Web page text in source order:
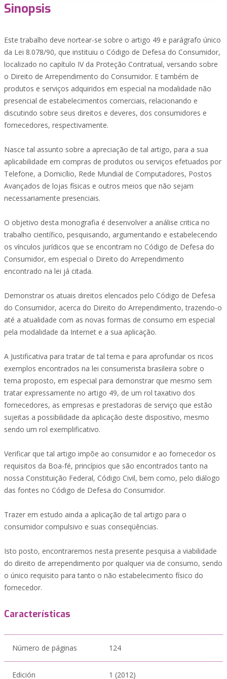
Sinopsis
Este trabalho deve nortear-se sobre o artigo 49 e parágrafo único
da Lei 8.078/90, que instituiu o Código de Defesa do Consumidor,
localizado no capítulo IV da Proteção Contratual, versando sobre
o Direito de Arrependimento do Consumidor. E também de
produtos e serviços adquiridos em especial na modalidade não
presencial de estabelecimentos comerciais, relacionando e
discutindo sobre seus direitos e deveres, dos consumidores e
fornecedores, respectivamente.
Nasce tal assunto sobre a apreciação de tal artigo, para a sua
aplicabilidade em compras de produtos ou serviços efetuados por
Telefone, a Domicílio, Rede Mundial de Computadores, Postos
Avançados de lojas físicas e outros meios que não sejam
necessariamente presenciais.
O objetivo desta monografia é desenvolver a análise critica no
trabalho científico, pesquisando, argumentando e estabelecendo
os vínculos jurídicos que se encontram no Código de Defesa do
Consumidor, em especial o Direito do Arrependimento
encontrado na lei já citada.
Demonstrar os atuais direitos elencados pelo Código de Defesa
do Consumidor, acerca do Direito do Arrependimento, trazendo-o
até a atualidade com as novas formas de consumo em especial
pela modalidade da Internet e a sua aplicação.
A Justificativa para tratar de tal tema e para aprofundar os ricos
exemplos encontrados na lei consumerista brasileira sobre o
tema proposto, em especial para demonstrar que mesmo sem
tratar expressamente no artigo 49, de um rol taxativo dos
fornecedores, as empresas e prestadoras de serviço que estão
sujeitas a possibilidade da aplicação deste dispositivo, mesmo
sendo um rol exemplificativo.
Verificar que tal artigo impõe ao consumidor e ao fornecedor os
requisitos da Boa-fé, princípios que são encontrados tanto na
nossa Constituição Federal, Código Civil, bem como, pelo diálogo
das fontes no Código de Defesa do Consumidor.
Trazer em estudo ainda a aplicação de tal artigo para o
consumidor compulsivo e suas conseqüências.
Isto posto, encontraremos nesta presente pesquisa a viabilidade
do direito de arrependimento por qualquer via de consumo, sendo
o único requisito para tanto o não estabelecimento físico do
fornecedor.
Características
Número de páginas 124
Edición 1 (2012)